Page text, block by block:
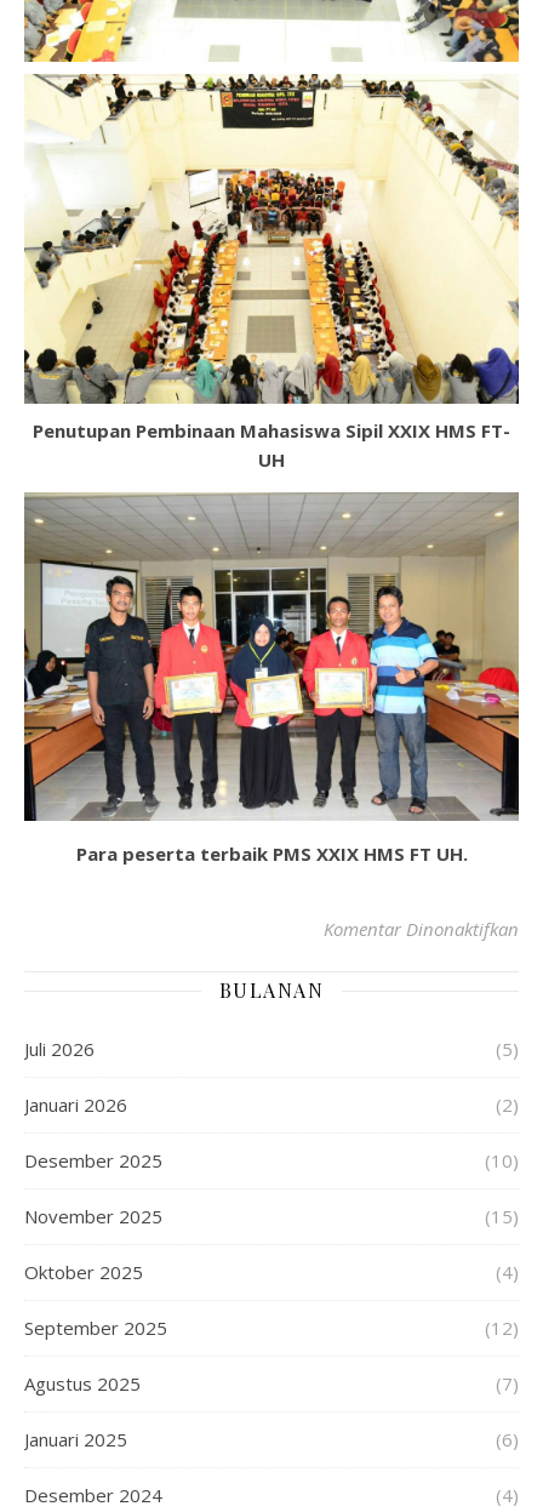
Penutupan Pembinaan Mahasiswa Sipil XXIX HMS FT-
UH
Para peserta terbaik PMS XXIX HMS FT UH.
Komentar Dinonaktifkan
BULANAN
Juli 2026 (5)
Januari 2026 (2)
Desember 2025 (10)
November 2025 (15)
Oktober 2025 (4)
September 2025 (12)
Agustus 2025 (7)
Januari 2025 (6)
Desember 2024 (4)